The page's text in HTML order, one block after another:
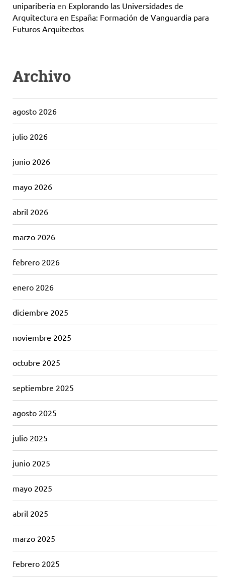
unipariberia en Explorando las Universidades de
Arquitectura en España: Formación de Vanguardia para
Futuros Arquitectos
Archivo
agosto 2026
julio 2026
junio 2026
mayo 2026
abril 2026
marzo 2026
febrero 2026
enero 2026
diciembre 2025
noviembre 2025
octubre 2025
septiembre 2025
agosto 2025
julio 2025
junio 2025
mayo 2025
abril 2025
marzo 2025
febrero 2025